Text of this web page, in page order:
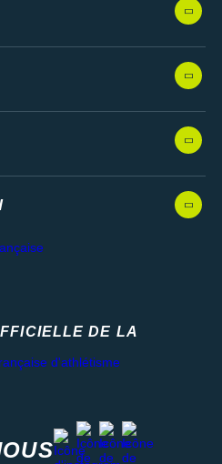
DE LA
instagram
facebook
stravayoutube